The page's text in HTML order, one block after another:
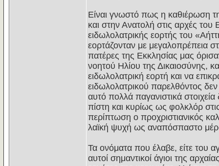
Είναι γνωστό πως η καθιέρωση
και στην Ανατολή στις αρχές
ειδωλολατρικής εορτής του
εορτάζονταν με μεγαλοπρέπεια
πατέρες της Εκκλησίας μας
νοητού Ηλίου της Δικαιοσύνης,
ειδωλολατρική εορτή και να
ειδωλολατρικού παρελθόντος
αυτό πολλά παγανιστικά
πίστη και κυρίως ως φολκλόρ
περίπτωση ο προχριστιανικός
λαϊκή ψυχή ως αναπόσπαστο
Τα ονόματα που έλαβε, είτε του
αυτοί σημαντικοί άγιοι της